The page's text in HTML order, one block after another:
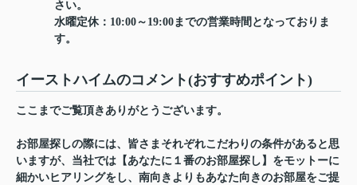
さい。
水曜定休：10:00～19:00までの営業時間となっておりま
す。
イーストハイムのコメント(おすすめポイント)
ここまでご覧頂きありがとうございます。
お部屋探しの際には、皆さまそれぞれこだわりの条件があると思
いますが、当社では【あなたに１番のお部屋探し】をモットーに
細かいヒアリングをし、南向きよりもあなた向きのお部屋をご提